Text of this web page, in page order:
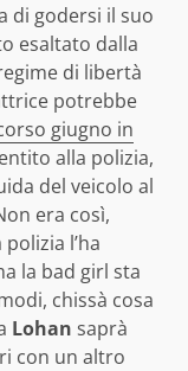
di godersi il suo
esaltato dalla
di libertà
potrebbe
giugno in
alla polizia,
del veicolo al
era così,
l’ha
la bad girl sta
chissà cosa
Lohan saprà
con un altro